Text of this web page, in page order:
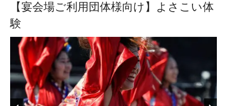
【宴会場ご利用団体様向け】よさこい体
験